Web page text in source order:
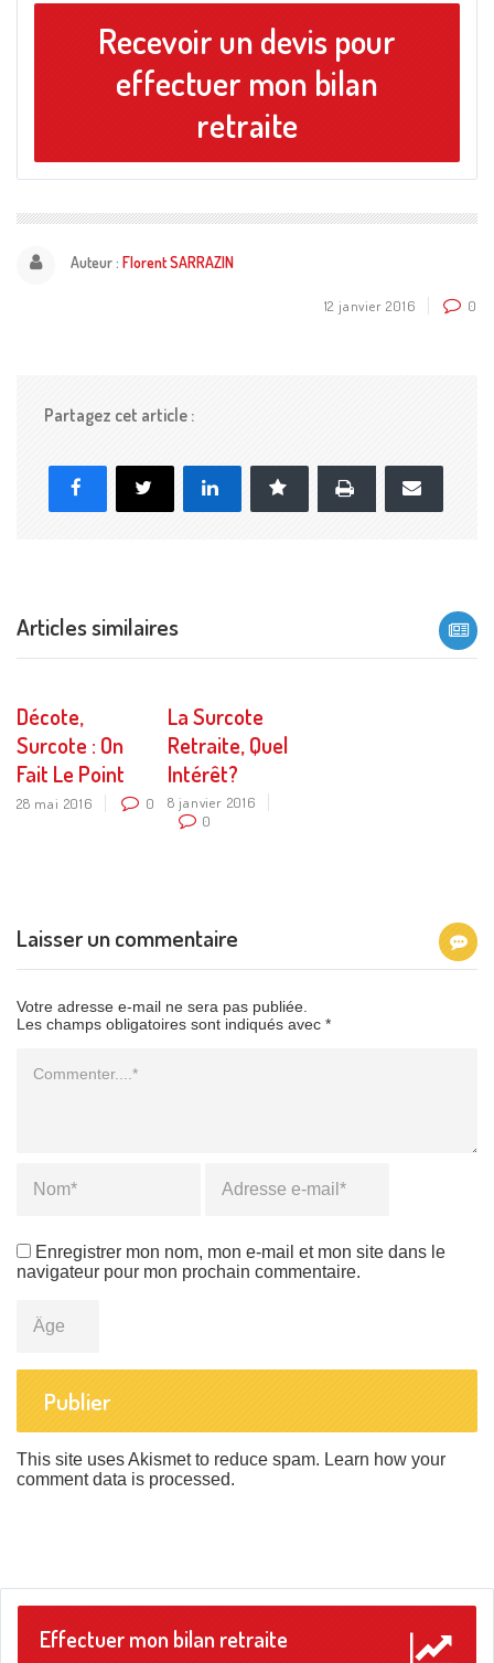
Recevoir un devis pour
effectuer mon bilan
retraite
Auteur : Florent SARRAZIN
12 janvier 2016 0
Partagez cet article :
Facebook LinkedIn Marque-page
Imprimer
mail
Articles similaires
Décote,
Surcote : On
Fait Le Point
28 mai 2016 0
La Surcote
Retraite, Quel
Intérêt?
8 janvier 2016
0
Laisser un commentaire
Votre adresse e-mail ne sera pas publiée.
Les champs obligatoires sont indiqués avec *
Enregistrer mon nom, mon e-mail et mon site dans le
navigateur pour mon prochain commentaire.
This site uses Akismet to reduce spam. Learn how your
comment data is processed.
Effectuer mon bilan retraite